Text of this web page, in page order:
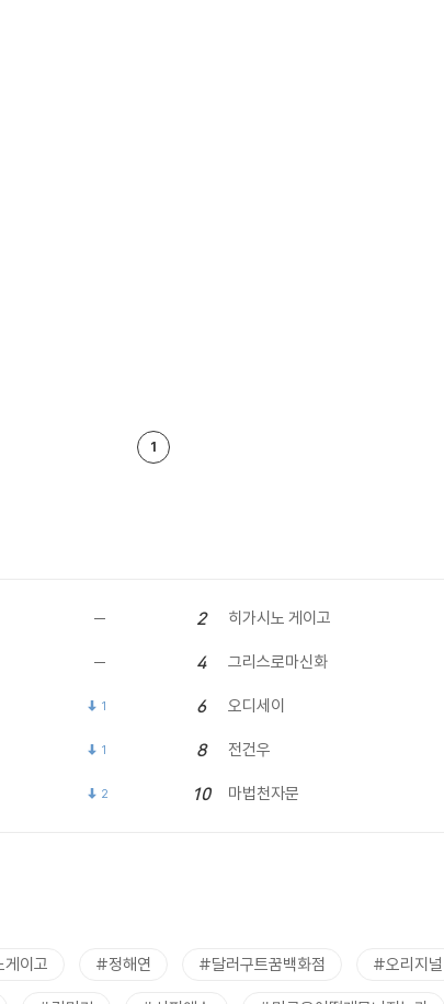
1
2 히가시노 게이고
4 그리스로마신화
1 6 오디세이
1 8 전건우
2 10 마법천자문
이고 #정해연 #달러구트꿈백화점 #오리지널